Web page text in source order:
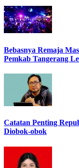
Bebasnya Remaja
Pemkab Tangerang
Catatan Penting
Diobok-obok